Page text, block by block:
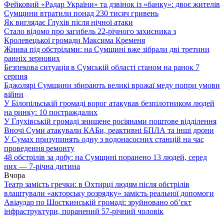
Фейковий «Радар України» та дзвінок із «банку»: двоє жителів
Сумщини втратили понад 230 тисяч гривень
Як виглядає Глухів після нічної атаки
Стало відомо про загибель 22-річного захисника з
Кролевецької громади Максима Кременя
Жнива під обстрілами: на Сумщині вже зібрали дві третини
ранніх зернових
Безпекова ситуація в Сумській області станом на ранок 7
серпня
Бджолярі Сумщини збирають великі врожаї меду попри умови
війни
У Білопільській громаді ворог атакував безпілотником людей
на ринку: 10 постраждалих
У Глухівській громаді знищене росіянами поштове відділення
Вночі Суми атакували КАБи, реактивні БПЛА та інші дрони
У Сумах призупинять одну з водонасосних станцій на час
проведення ремонту
48 обстрілів за добу: на Сумщині поранено 13 людей, серед
них — 7-річна дитина
Вчора
Театр замість гречки: в Охтирці людям після обстрілів
влаштували «акторську розрядку» замість реальної допомоги
Авіаудар по Шосткинській громаді: зруйновано об’єкт
інфраструктури, поранений 57-річний чоловік